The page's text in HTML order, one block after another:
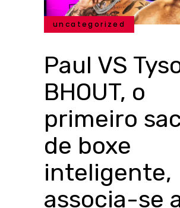
uncategorized
Paul VS
BHOUT, o
primeiro
de boxe
inteligente,
associa-se